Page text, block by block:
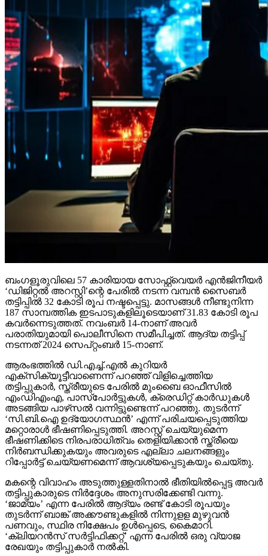
ബംഗളൂരുവിലെ 57 കാരിയായ സോഫ്റ്റ്വെയര്‍ എന്‍ജിനീയര്‍
‘ഡിജിറ്റല്‍ അറസ്റ്റി’ന്റെ പേരില്‍ നടന്ന വമ്പന്‍ സൈബര്‍
തട്ടിപ്പില്‍ 32 കോടി രൂപ നഷ്ടപ്പെട്ടു. മാസങ്ങള്‍ നീണ്ടുനിന്ന
187 സാമ്പത്തിക ഇടപാടുകളിലൂടെയാണ് 31.83 കോടി രൂപ
കവര്‍ന്നെടുത്തത്. നവംബര്‍ 14-നാണ് അവര്‍
പരാതിയുമായി പൊലീസിനെ സമീപിച്ചത്. ആദ്യ തട്ടിപ്പ്
നടന്നത് 2024 സെപ്റ്റംബര്‍ 15-നാണ്.
ആരംഭത്തില്‍ ഡി.എച്ച്.എല്‍ കുറിയര്‍
എക്‌സിക്യൂട്ടീവാണെന്ന് പറഞ്ഞ് വിളിച്ചെത്തിയ
തട്ടിപ്പുകാര്‍, സ്ത്രീയുടെ പേരില്‍ മുംബൈ ഓഫീസില്‍
എംഡിഎംഎ, പാസ്പോര്‍ട്ടുകള്‍, ക്രെഡിറ്റ് കാര്‍ഡുകള്‍
അടങ്ങിയ പാഴ്‌സല്‍ വന്നിട്ടുണ്ടെന്ന് പറഞ്ഞു. തുടര്‍ന്ന്
‘സി.ബി.ഐ ഉദ്യോഗസ്ഥന്‍’ എന്ന് പരിചയപ്പെടുത്തിയ
മറ്റൊരാള്‍ ഭീഷണിപ്പെടുത്തി. അറസ്റ്റ് ചെയ്യുമെന്ന
ഭീഷണിക്കിടെ നിരപരാധിത്വം തെളിയിക്കാന്‍ സ്ത്രീയെ
നിര്‍ബന്ധിക്കുകയും അവരുടെ എല്ലാ ചലനങ്ങളും
റിപ്പോര്‍ട്ട് ചെയ്യണമെന്ന് ആവശ്യപ്പെടുകയും ചെയ്തു.
മകന്റെ വിവാഹം അടുത്തുള്ളതിനാല്‍ ഭീതിയില്‍പ്പെട്ട അവര്‍
തട്ടിപ്പുകാരുടെ നിര്‍ദ്ദേശം അനുസരിക്കേണ്ടി വന്നു.
‘ജാമ്യം’ എന്ന പേരില്‍ ആദ്യം രണ്ട് കോടി രൂപയും
തുടര്‍ന്ന് ബാങ്ക് അക്കൗണ്ടുകളില്‍ നിന്നുളള മുഴുവന്‍
പണവും, സ്ഥിര നിക്ഷേപം ഉള്‍പ്പെടെ, കൈമാറി.
‘ക്ലിയറന്‍സ് സര്‍ട്ടിഫിക്കറ്റ്’ എന്ന പേരില്‍ ഒരു വ്യാജ
രേഖയും തട്ടിപ്പുകാര്‍ നല്‍കി.